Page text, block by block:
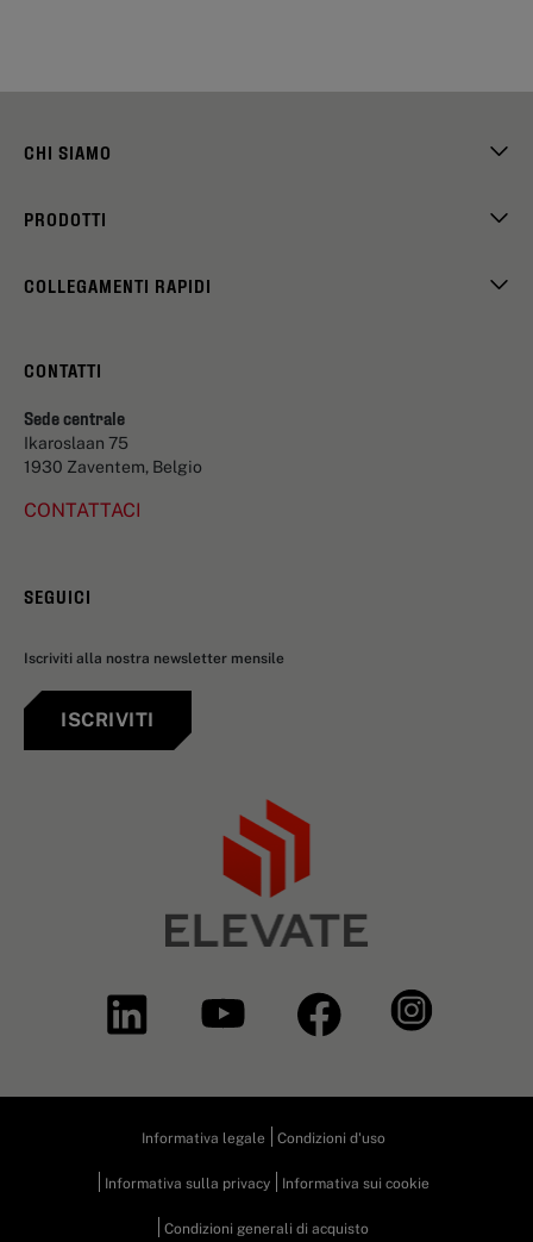
CHI SIAMO
PRODOTTI
COLLEGAMENTI RAPIDI
CONTATTI
Sede centrale
Ikaroslaan 75
1930 Zaventem, Belgio
CONTATTACI
SEGUICI
Iscriviti alla nostra newsletter mensile
ISCRIVITI
Informativa legale Condizioni d'uso
Informativa sulla privacy Informativa sui cookie
Condizioni generali di acquisto